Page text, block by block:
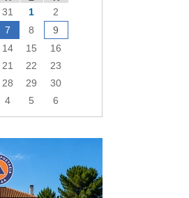
31 1
2
7 8
9
14 15
16
21 22
23
28 29
30
4 5 6